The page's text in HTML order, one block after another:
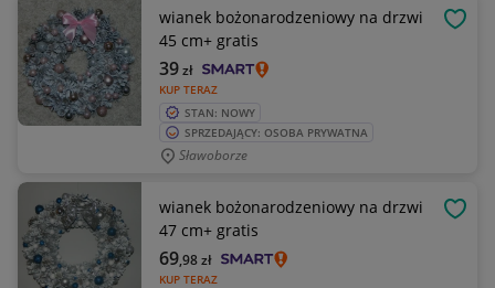
wianek bożonarodzeniowy na drzwi
45 cm+ gratis
KUP TERAZ
39zł
STAN: NOWY
SPRZEDAJĄCY: OSOBA PRYWATNA
Sławoborze
wianek bożonarodzeniowy na drzwi
47 cm+ gratis
KUP TERAZ
69,98zł